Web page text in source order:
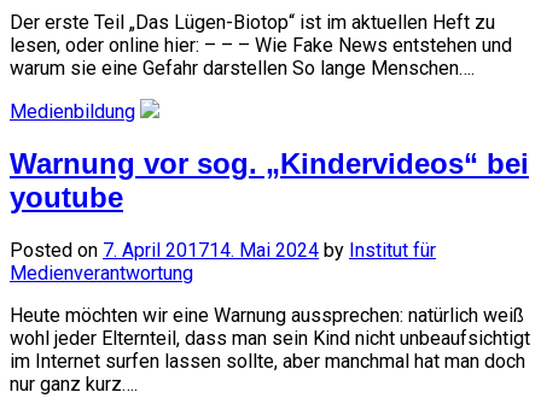
Der erste Teil „Das Lügen-Biotop“ ist im aktuellen Heft zu
lesen, oder online hier: – – – Wie Fake News entstehen und
warum sie eine Gefahr darstellen So lange Menschen….
Medienbildung
Warnung vor sog. „Kindervideos“ bei
youtube
Posted on 7. April 201714. Mai 2024 by Institut für
Medienverantwortung
Heute möchten wir eine Warnung aussprechen: natürlich weiß
wohl jeder Elternteil, dass man sein Kind nicht unbeaufsichtigt
im Internet surfen lassen sollte, aber manchmal hat man doch
nur ganz kurz….